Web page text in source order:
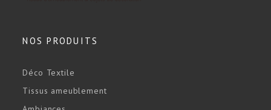
NOS PRODUITS
Déco Textile
Tissus ameublement